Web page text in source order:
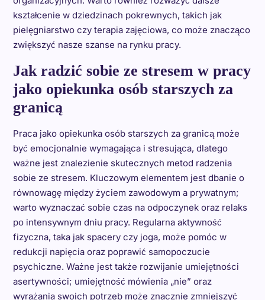
kształcenie w dziedzinach pokrewnych, takich jak
pielęgniarstwo czy terapia zajęciowa, co może znacząco
zwiększyć nasze szanse na rynku pracy.
Jak radzić sobie ze stresem w pracy
jako opiekunka osób starszych za
granicą
Praca jako opiekunka osób starszych za granicą może
być emocjonalnie wymagająca i stresująca, dlatego
ważne jest znalezienie skutecznych metod radzenia
sobie ze stresem. Kluczowym elementem jest dbanie o
równowagę między życiem zawodowym a prywatnym;
warto wyznaczać sobie czas na odpoczynek oraz relaks
po intensywnym dniu pracy. Regularna aktywność
fizyczna, taka jak spacery czy joga, może pomóc w
redukcji napięcia oraz poprawić samopoczucie
psychiczne. Ważne jest także rozwijanie umiejętności
asertywności; umiejętność mówienia „nie” oraz
wyrażania swoich potrzeb może znacznie zmniejszyć